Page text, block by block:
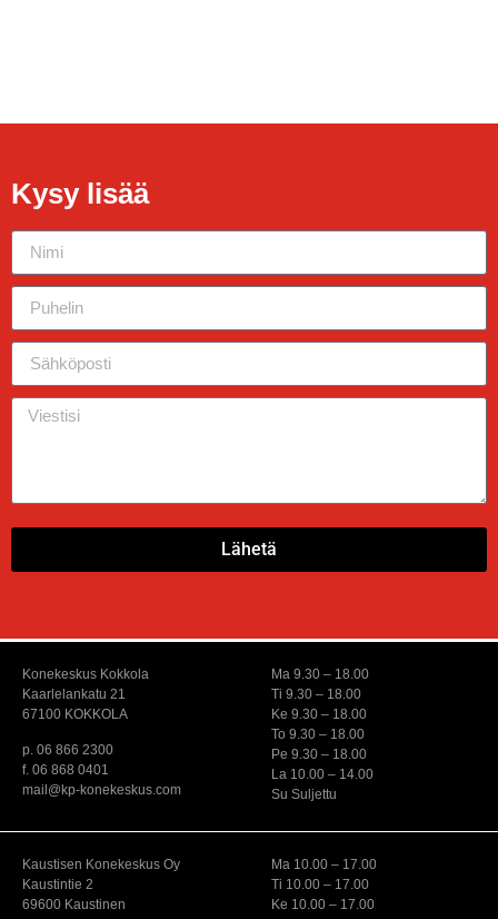
Kysy lisää
Lähetä
Konekeskus Kokkola
Kaarlelankatu 21
67100 KOKKOLA
p. 06 866 2300
f. 06 868 0401
mail@kp-konekeskus.com
Ma 9.30 – 18.00
Ti 9.30 – 18.00
Ke 9.30 – 18.00
To 9.30 – 18.00
Pe 9.30 – 18.00
La 10.00 – 14.00
Su Suljettu
Kaustisen Konekeskus Oy
Kaustintie 2
69600 Kaustinen
Ma 10.00 – 17.00
Ti 10.00 – 17.00
Ke 10.00 – 17.00